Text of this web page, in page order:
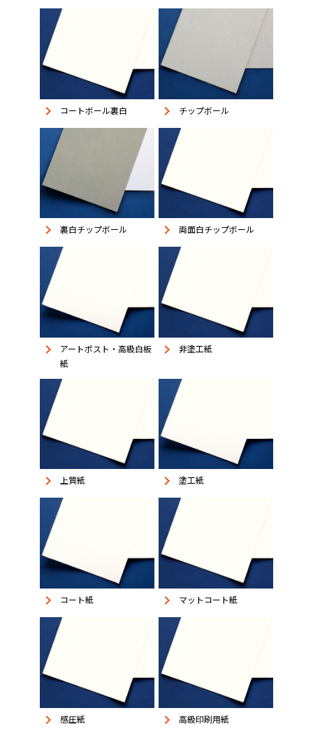
keyboard_arrow_right コートボール裏白 keyboard_arrow_right チップボール
keyboard_arrow_right 裏白チップボール keyboard_arrow_right 両面白チップボール
keyboard_arrow_right
アートポスト・高級白板
紙
keyboard_arrow_right 非塗工紙
keyboard_arrow_right 上質紙 keyboard_arrow_right 塗工紙
keyboard_arrow_right コート紙 keyboard_arrow_right マットコート紙
keyboard_arrow_right 感圧紙 keyboard_arrow_right 高級印刷用紙